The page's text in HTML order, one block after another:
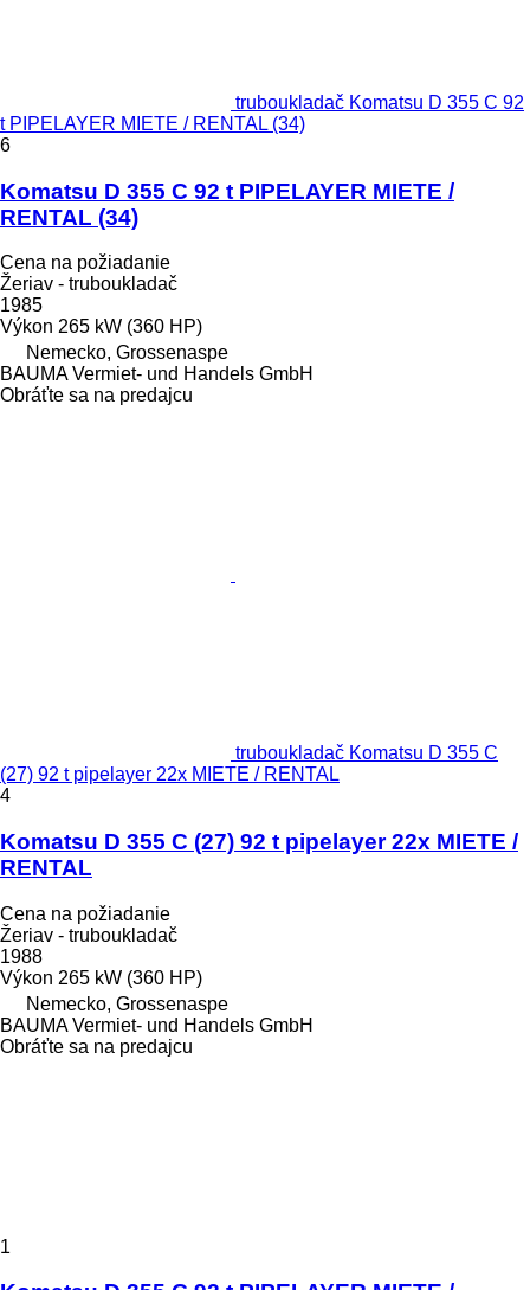
truboukladač Komatsu D 355 C 92
t PIPELAYER MIETE / RENTAL (34)
6
Komatsu D 355 C 92 t PIPELAYER MIETE /
RENTAL (34)
Cena na požiadanie
Žeriav - truboukladač
1985
Výkon 265 kW (360 HP)
Nemecko, Grossenaspe
BAUMA Vermiet- und Handels GmbH
Obráťte sa na predajcu
truboukladač Komatsu D 355 C
(27) 92 t pipelayer 22x MIETE / RENTAL
4
Komatsu D 355 C (27) 92 t pipelayer 22x MIETE /
RENTAL
Cena na požiadanie
Žeriav - truboukladač
1988
Výkon 265 kW (360 HP)
Nemecko, Grossenaspe
BAUMA Vermiet- und Handels GmbH
Obráťte sa na predajcu
1